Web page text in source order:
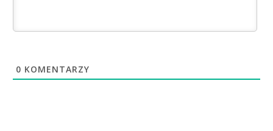
0 KOMENTARZY